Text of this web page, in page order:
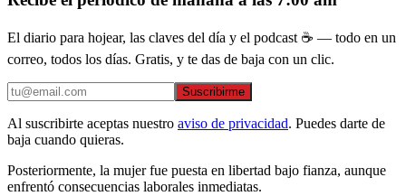
El diario para hojear, las claves del día y el podcast ☕ — todo en un
correo, todos los días. Gratis, y te das de baja con un clic.
Suscribirme
Al suscribirte aceptas nuestro aviso de privacidad. Puedes darte de
baja cuando quieras.
Posteriormente, la mujer fue puesta en libertad bajo fianza, aunque
enfrentó consecuencias laborales inmediatas.